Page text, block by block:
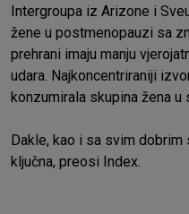
Intergroupa iz Arizone i
žene u postmenopauzi sa
prehrani imaju manju
udara. Najkoncentriraniji
konzumirala skupina žena
Dakle, kao i sa svim
ključna, preosi Index.